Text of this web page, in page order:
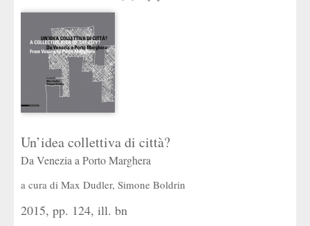
Un’idea collettiva di città?
Da Venezia a Porto Marghera
a cura di Max Dudler, Simone Boldrin
2015, pp. 124, ill. bn